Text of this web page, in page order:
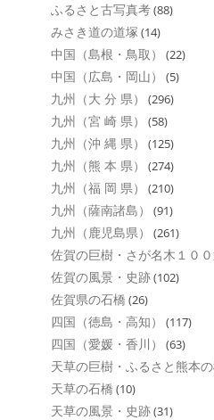
ふるさと古写真考(88)
みさき道の道塚 (14)
中国（島根・鳥取） (22)
中国（広島・岡山） (5)
九州（大 分 県） (296)
九州（宮 崎 県） (58)
九州（沖 縄 県） (125)
九州（熊 本 県） (274)
九州（福 岡 県） (210)
九州（薩南諸島） (91)
九州（鹿児島県） (261)
佐賀の巨樹・さが名木１０
佐賀の風景・史跡(102)
佐賀県の石橋 (26)
四国（徳島・高知） (117)
四国（愛媛・香川） (63)
天草の巨樹・ふるさと熊本
天草の石橋 (10)
天草の風景・史跡(31)